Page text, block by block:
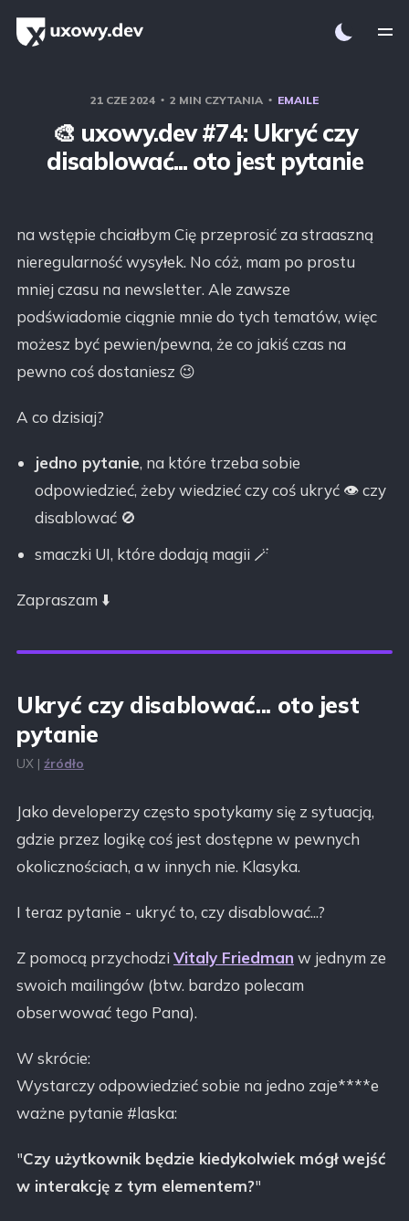
21 CZE 2024 2 MIN CZYTANIA EMAILE
🎨 uxowy.dev #74: Ukryć czy
disablować... oto jest pytanie
na wstępie chciałbym Cię przeprosić za straaszną
nieregularność wysyłek. No cóż, mam po prostu
mniej czasu na newsletter. Ale zawsze
podświadomie ciągnie mnie do tych tematów, więc
możesz być pewien/pewna, że co jakiś czas na
pewno coś dostaniesz 😉
A co dzisiaj?
jedno pytanie, na które trzeba sobie
odpowiedzieć, żeby wiedzieć czy coś ukryć 👁️ czy
disablować 🚫
smaczki UI, które dodają magii 🪄
Zapraszam ⬇️
Ukryć czy disablować... oto jest
pytanie
UX | źródło
Jako developerzy często spotykamy się z sytuacją,
gdzie przez logikę coś jest dostępne w pewnych
okolicznościach, a w innych nie. Klasyka.
I teraz pytanie - ukryć to, czy disablować...?
Z pomocą przychodzi Vitaly Friedman w jednym ze
swoich mailingów (btw. bardzo polecam
obserwować tego Pana).
W skrócie:
Wystarczy odpowiedzieć sobie na jedno zaje****e
ważne pytanie #laska:
"Czy użytkownik będzie kiedykolwiek mógł wejść
w interakcję z tym elementem?"